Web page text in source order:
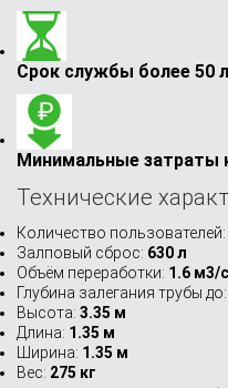
Срок службы более 50
Минимальные затраты
Технические
Количество пользователей:
Залповый сброс: 630 л
Объём переработки: 1.6 м3/
Глубина залегания трубы до:
Высота: 3.35 м
Длина: 1.35 м
Ширина: 1.35 м
Вес: 275 кг